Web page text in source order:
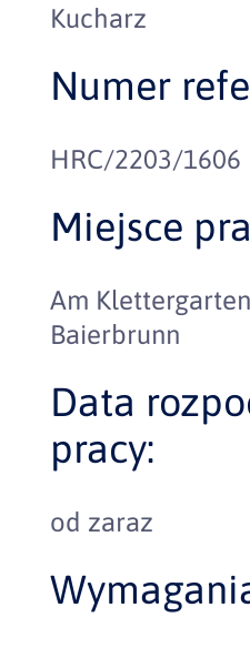
Kucharz
Numer
HRC/2203/1606
Miejsce
Am
Baierbrunn
Data
pracy:
od zaraz